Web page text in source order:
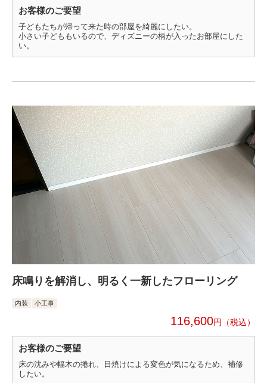
お客様のご要望
子どもたちが帰って来た時の部屋を綺麗にしたい。
小さい子どももいるので、ディズニーの柄が入ったお部屋にした
い。
床鳴りを解消し、明るく一新したフローリング
内装 小工事
116,600円
お客様のご要望
床の沈みや幅木の捲れ、日焼けによる変色が気になるため、補修
したい。